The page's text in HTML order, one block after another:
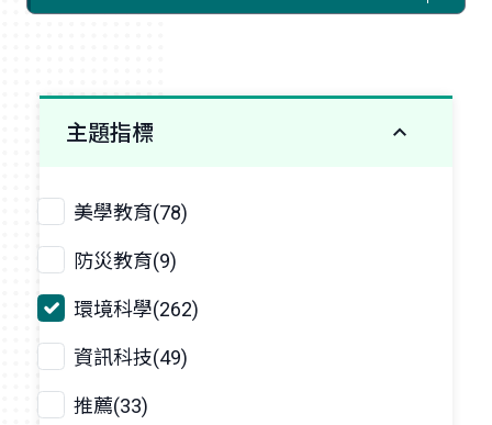
主題指標
美學教育(78)
防災教育(9)
環境科學(262)
資訊科技(49)
推薦(33)